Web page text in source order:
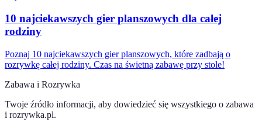
10 najciekawszych gier planszowych dla całej
rodziny
Poznaj 10 najciekawszych gier planszowych, które zadbają o
rozrywkę całej rodziny. Czas na świetną zabawę przy stole!
Zabawa i Rozrywka
Twoje źródło informacji, aby dowiedzieć się wszystkiego o zabawa
i rozrywka.pl.